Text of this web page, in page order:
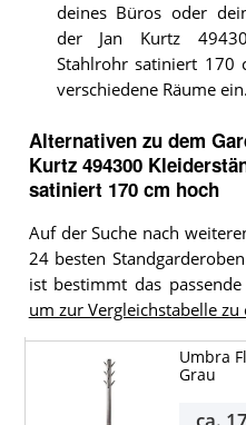
deines Büros oder
der Jan Kurtz
Stahlrohr satiniert 170
verschiedene Räume ein.
Alternativen zu dem
Kurtz 494300
satiniert 170 cm hoch
Auf der Suche nach
24 besten
ist bestimmt das
um zur Vergleichstabelle zu
Umbra
Grau
ca.